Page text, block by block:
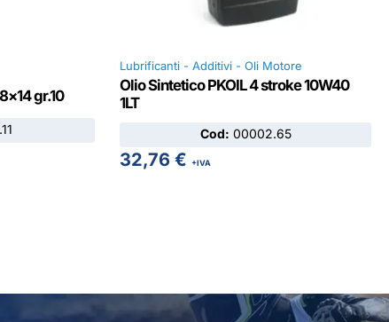
gr.10
Lubrificanti - Additivi - Oli Motore
Olio Sintetico PKOIL 4 stroke 10W40
1LT
Cod: 00002.65
32,76€ +IVA